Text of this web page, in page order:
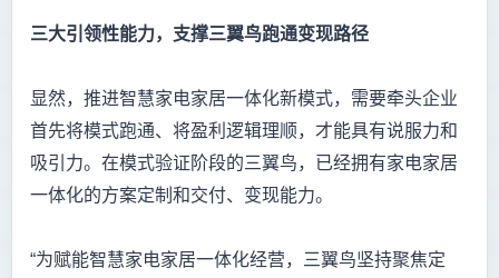
三大引领性能力，支撑三翼鸟跑通变现路径
显然，推进智慧家电家居一体化新模式，需要牵头企业
首先将模式跑通、将盈利逻辑理顺，才能具有说服力和
吸引力。在模式验证阶段的三翼鸟，已经拥有家电家居
一体化的方案定制和交付、变现能力。
“为赋能智慧家电家居一体化经营，三翼鸟坚持聚焦定